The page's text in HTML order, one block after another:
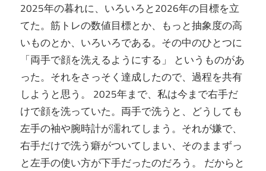
2025年の暮れに、いろいろと2026年の目標を立
てた。筋トレの数値目標とか、もっと抽象度の高
いものとか、いろいろである。その中のひとつに
「両手で顔を洗えるようにする」 というものがあ
った。それをさっそく達成したので、過程を共有
しようと思う。 2025年まで、私は今まで右手だ
けで顔を洗っていた。両手で洗うと、どうしても
左手の袖や腕時計が濡れてしまう。それが嫌で、
右手だけで洗う癖がついてしまい、そのままずっ
と左手の使い方が下手だったのだろう。 だからと